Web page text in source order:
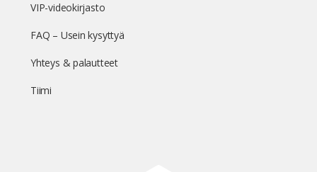
VIP-videokirjasto
FAQ – Usein kysyttyä
Yhteys & palautteet
Tiimi